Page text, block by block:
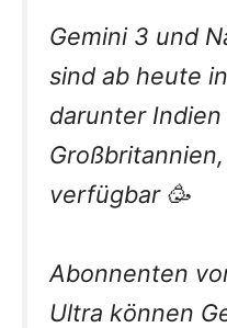
Gemini 3 und
sind ab heute
darunter
verfügbar 🥳
Abonnenten
Ultra können